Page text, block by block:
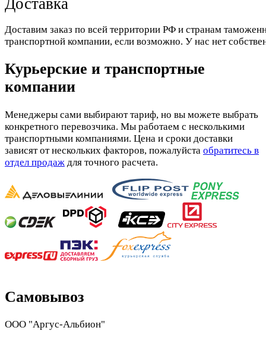
Доставка
Доставим заказ по всей территории РФ и странам
транспортной компании, если возможно. У нас нет
Курьерские и транспортные
компании
Менеджеры сами выбирают тариф, но вы можете выбрать
конкретного перевозчика. Мы работаем с несколькими
транспортными компаниями. Цена и сроки доставки
зависят от нескольких факторов, пожалуйста обратитесь в
отдел продаж для точного расчета.
Самовывоз
ООО "Аргус-Альбион"